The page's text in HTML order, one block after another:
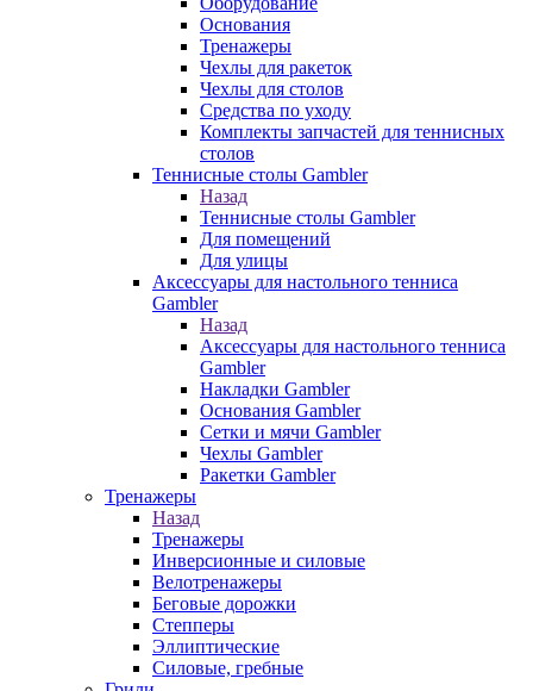
Основания
Тренажеры
Чехлы для ракеток
Чехлы для столов
Средства по уходу
Комплекты запчастей для теннисных
столов
Теннисные столы Gambler
Назад
Теннисные столы Gambler
Для помещений
Для улицы
Аксессуары для настольного тенниса
Gambler
Назад
Аксессуары для настольного тенниса
Gambler
Накладки Gambler
Основания Gambler
Сетки и мячи Gambler
Чехлы Gambler
Ракетки Gambler
Тренажеры
Назад
Тренажеры
Инверсионные и силовые
Велотренажеры
Беговые дорожки
Степперы
Эллиптические
Силовые, гребные